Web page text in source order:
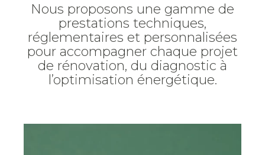
Nous proposons une gamme de
prestations techniques,
réglementaires et personnalisées
pour accompagner chaque projet
de rénovation, du diagnostic à
l’optimisation énergétique.